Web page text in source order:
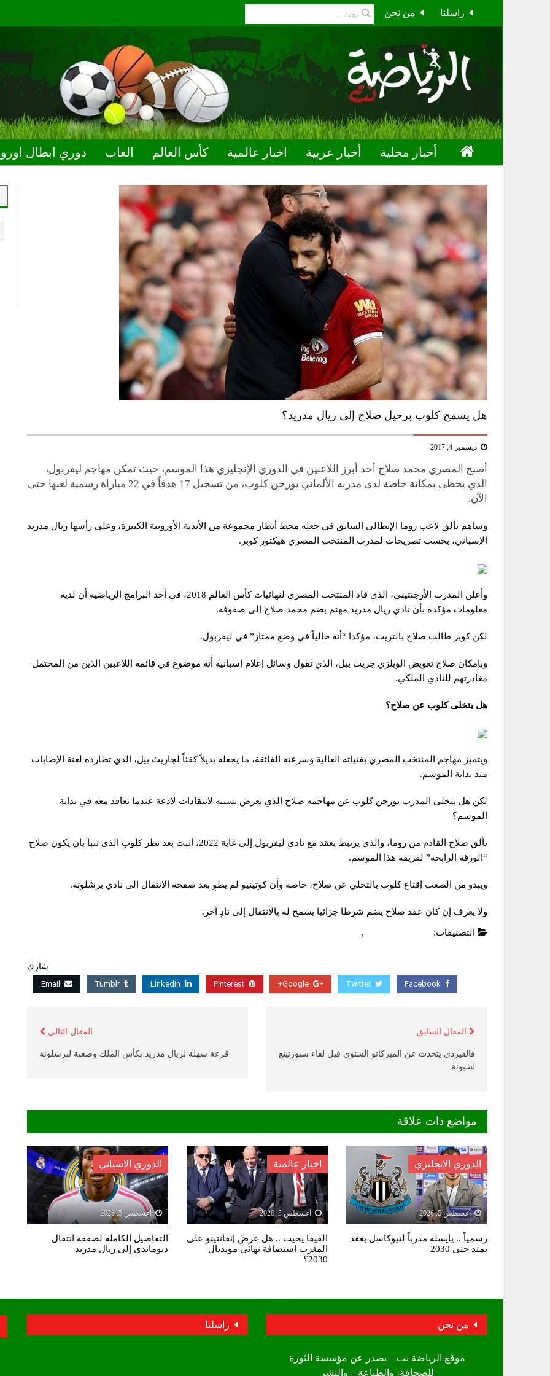
من نحن راسلنا
أخبار محلية أخبار عربية اخبار عالمية كأس العالم العاب دوري ابطال
هل يسمح كلوب برحيل صلاح إلى ريال مدريد؟
ديسمبر 4, 2017
أصبح المصري محمد صلاح أحد أبرز اللاعبين في الدوري الإنجليزي هذا الموسم، حيث تمكن مهاجم ليفربول،
الذي يحظى بمكانة خاصة لدى مدربه الألماني يورجن كلوب، من تسجيل 17 هدفاً في 22 مباراة رسمية لعبها حتى
الآن.
وساهم تألق لاعب روما الإيطالي السابق في جعله محط أنظار مجموعة من الأندية الأوروبية الكبيرة، وعلى رأسها ريال مدريد
الإسباني، بحسب تصريحات لمدرب المنتخب المصري هيكتور كوبر.
وأعلن المدرب الأرجنتيني، الذي قاد المنتخب المصري لنهائيات كأس العالم 2018، في أحد البرامج الرياضية أن لديه
معلومات مؤكدة بأن نادي ريال مدريد مهتم بضم محمد صلاح إلى صفوفه.
لكن كوبر طالب صلاح بالتريث، مؤكدا “أنه حالياً في وضع ممتاز” في ليفربول.
وبإمكان صلاح تعويض الويلزي جريث بيل، الذي تقول وسائل إعلام إسبانية أنه موضوع في قائمة اللاعبين الذين من المحتمل
مغادرتهم للنادي الملكي.
هل يتخلى كلوب عن صلاح؟
ويتميز مهاجم المنتخب المصري بفنياته العالية وسرعته الفائقة، ما يجعله بديلاً كفئاً لجاريث بيل، الذي تطارده لعنة الإصابات
منذ بداية الموسم.
لكن هل يتخلى المدرب يورجن كلوب عن مهاجمه صلاح الذي تعرض بسببه لانتقادات لاذعة عندما تعاقد معه في بداية
الموسم؟
تألق صلاح القادم من روما، والذي يرتبط بعقد مع نادي ليفربول إلى غاية 2022، أثبت بعد نظر كلوب الذي تنبأ بأن يكون صلاح
“الورقة الرابحة” لفريقه هذا الموسم.
ويبدو من الصعب إقناع كلوب بالتخلي عن صلاح، خاصة وأن كوتينيو لم يطوِ بعد صفحة الانتقال إلى نادي برشلونة.
ولا يعرف إن كان عقد صلاح يضم شرطا جزائيا يسمح له بالانتقال إلى نادٍ آخر.
التصنيفات: ,
شارك
Facebook
Twitter
Google+
Pinterest
Linkedin
Tumblr
Email
المقال السابق
فالفيردي يتحدث عن الميركاتو الشتوي قبل لقاء سبورتينغ
لشبونة
المقال التالي
قرعة سهلة لريال مدريد بكأس الملك وصعبة لبرشلونة
مواضع ذات علاقة
الدوري الانجليزي
أغسطس 5, 2026
رسمياً .. يايسله مدرباً لنيوكاسل بعقد
يمتد حتى 2030
اخبار عالمية
أغسطس 5, 2026
الفيفا يجيب .. هل عرض إنفانتينو على
المغرب استضافة نهائي مونديال
2030؟
الدوري الاسباني
أغسطس 5, 2026
التفاصيل الكاملة لصفقة انتقال
ديوماندي إلى ريال مدريد
من نحن
موقع الرياضة نت – يصدر عن مؤسسة الثورة
للصحافة- والطباعة – والنشر
راسلنا